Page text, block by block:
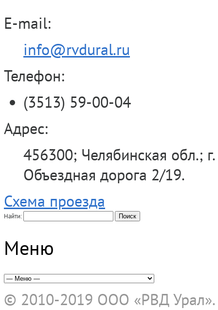
E-mail:
info@rvdural.ru
Телефон:
(3513) 59-00-04
Адрес:
456300; Челябинская обл.;
Объездная дорога 2/19.
Схема проезда
Найти:
Меню
© 2010-2019 ООО «РВД Урал»